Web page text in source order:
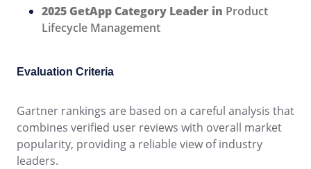
Performance
Process
Survey
Workflow
AppBuilder
APQP-PPAP
Problem
Gestion des services d'entreprise - ESM
Gestion du Travail Collaboratif - CWM
Santé, Sécurité et Environnement - EHSM
Archive
Asset
BRM
Chatbot
Ingénierie et Construction
Produits Chimiques
Services de Santé
Services et Conseil
Six Sigma
ISO 26000
Service de Personnalisation
solutions sur mesure pour améliorer la performance des
Intégration
Les services d'intégration intègrent les solutions SoftExpert avec
d'autres applications.
2025 GetApp Category Leader in Product
Lifecycle Management
Evaluation Criteria
Gartner rankings are based on a careful analysis that
combines verified user reviews with overall market
popularity, providing a reliable view of industry
leaders.